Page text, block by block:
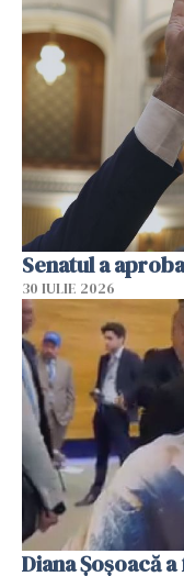
Senatul a
30 IULIE 2026
Diana Șoșoacă